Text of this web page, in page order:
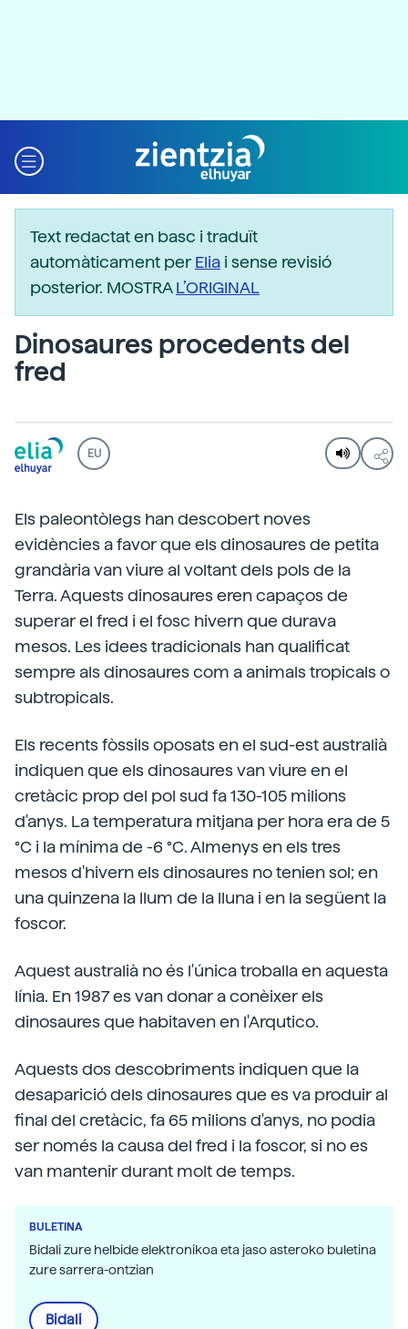
Text redactat en basc i traduït
automàticament perElia i sense revisió
posterior. MOSTRAL’ORIGINAL
Dinosaures procedents del
fred
EU
Els paleontòlegs han descobert noves
evidències a favor que els dinosaures de petita
grandària van viure al voltant dels pols de la
Terra. Aquests dinosaures eren capaços de
superar el fred i el fosc hivern que durava
mesos. Les idees tradicionals han qualificat
sempre als dinosaures com a animals tropicals o
subtropicals.
Els recents fòssils oposats en el sud-est australià
indiquen que els dinosaures van viure en el
cretàcic prop del pol sud fa 130-105 milions
d'anys. La temperatura mitjana per hora era de 5
°C i la mínima de -6 °C. Almenys en els tres
mesos d'hivern els dinosaures no tenien sol; en
una quinzena la llum de la lluna i en la següent la
foscor.
Aquest australià no és l'única troballa en aquesta
línia. En 1987 es van donar a conèixer els
dinosaures que habitaven en l'Arqutico.
Aquests dos descobriments indiquen que la
desaparició dels dinosaures que es va produir al
final del cretàcic, fa 65 milions d'anys, no podia
ser només la causa del fred i la foscor, si no es
van mantenir durant molt de temps.
BULETINA
Bidali zure helbide elektronikoa eta jaso asteroko buletina
zure sarrera-ontzian
Bidali